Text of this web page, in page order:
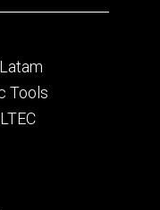
Tools